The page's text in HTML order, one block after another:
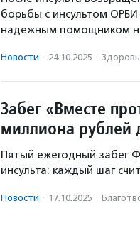
борьбы с инсультом
надежным помощником
Новости · 24.10.2025 ·
Забег «Вместе
миллиона
Пятый ежегодный забег
инсульта: каждый шаг
Новости · 17.10.2025 ·